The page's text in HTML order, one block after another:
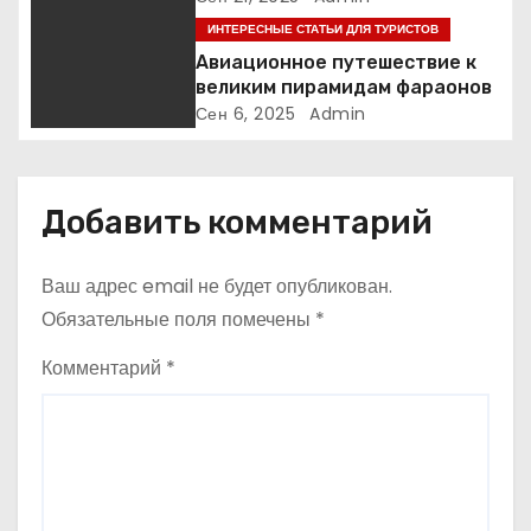
и
я
м
ИНТЕРЕСНЫЕ СТАТЬИ ДЛЯ ТУРИСТОВ
Авиационное путешествие к
великим пирамидам фараонов
Сен 6, 2025 Admin
Добавить комментарий
Ваш адрес email не будет опубликован.
Обязательные поля помечены *
Комментарий *